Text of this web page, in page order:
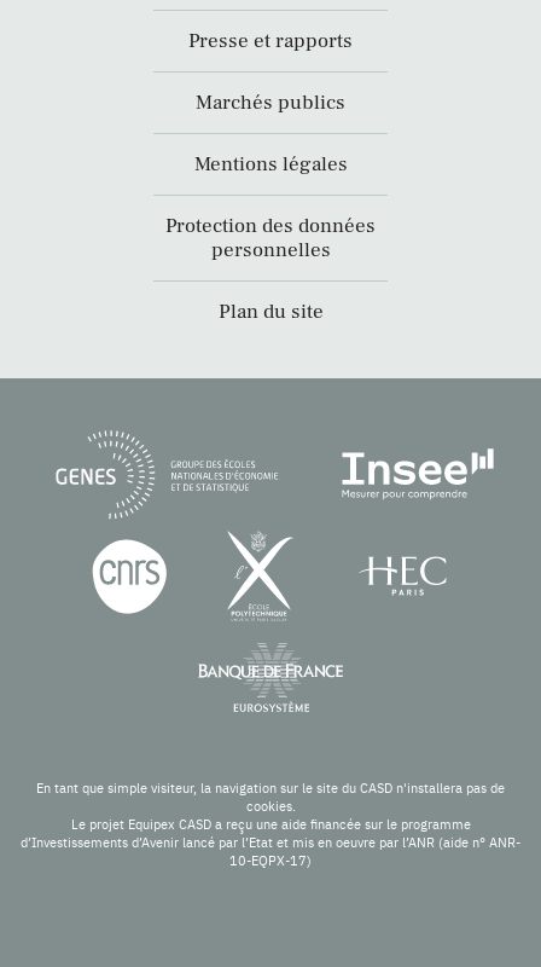
Presse et rapports
Marchés publics
Mentions légales
Protection des données
personnelles
Plan du site
En tant que simple visiteur, la navigation sur le site du CASD n'installera pas de
cookies.
Le projet Equipex CASD a reçu une aide financée sur le programme
d’Investissements d’Avenir lancé par l’Etat et mis en oeuvre par l’ANR (aide n° ANR-
10-EQPX-17)